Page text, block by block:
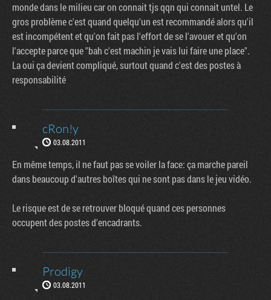
monde dans le milieu car on connait tjs qqn qui connait untel. Le
gros problème c'est quand quelqu'un est recommandé alors qu'il
est incompétent et qu'on fait pas l'effort de se l'avouer et qu'on
l'accepte parce que "bah c'est machin je vais lui faire une place".
La oui ça devient compliqué, surtout quand c'est des postes à
responsabilité
cRon!y
03.08.2011
En même temps, il ne faut pas se voiler la face: ça marche pareil
dans beaucoup d'autres boîtes qui ne sont pas dans le jeu vidéo.
Le risque est de se retrouver bloqué quand ces personnes
occupent des postes d'encadrants.
Prodigy
03.08.2011